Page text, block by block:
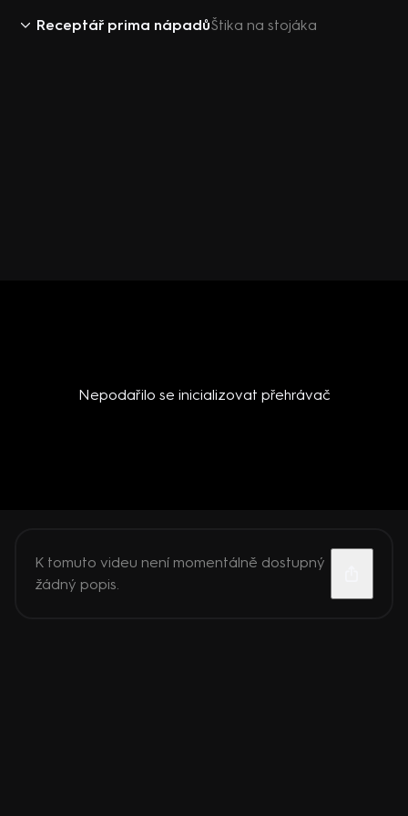
Receptář prima nápadůŠtika na stojáka
Nepodařilo se inicializovat přehrávač
K tomuto videu není momentálně dostupný
žádný popis.